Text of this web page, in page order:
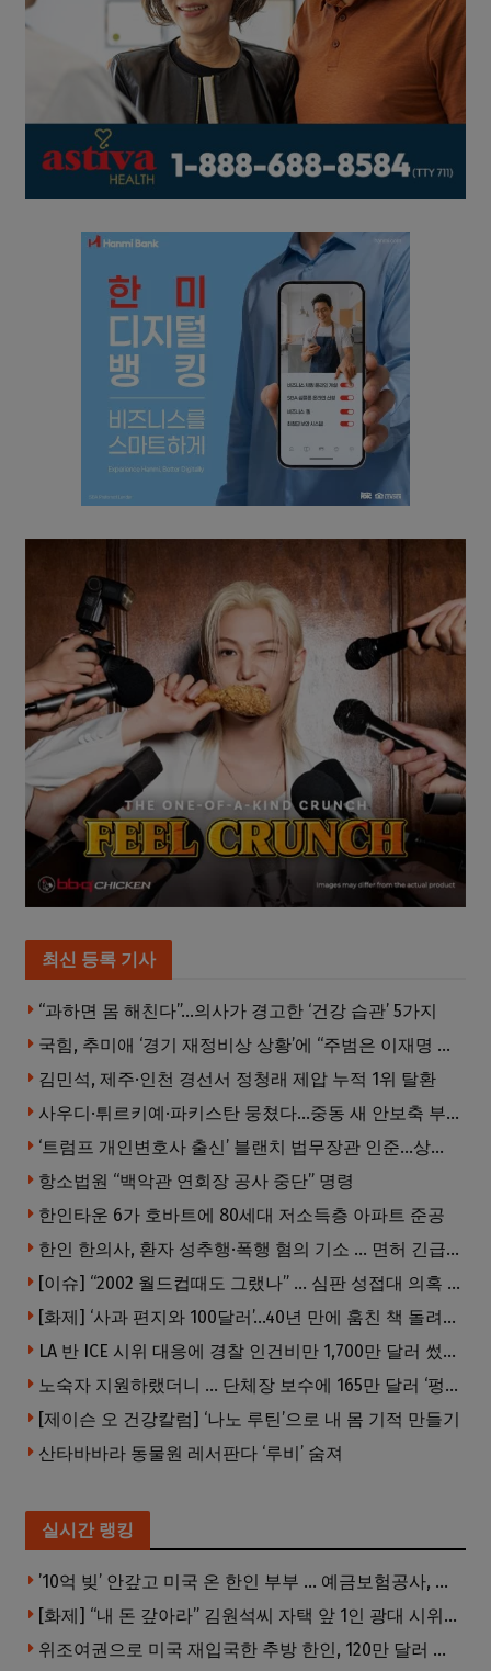
최신 등록 기사
“과하면 몸 해친다”…의사가 경고한 ‘건강 습관’ 5가지
국힘, 추미애 ‘경기 재정비상 상황’에 “주범은 이재명 전 지사”
김민석, 제주·인천 경선서 정청래 제압 누적 1위 탈환
사우디·튀르키예·파키스탄 뭉쳤다…중동 새 안보축 부상하나
‘트럼프 개인변호사 출신’ 블랜치 법무장관 인준…상원 50대49 가결
항소법원 “백악관 연회장 공사 중단” 명령
한인타운 6가 호바트에 80세대 저소득층 아파트 준공
한인 한의사, 환자 성추행·폭행 혐의 기소 … 면허 긴급정지
[이슈] “2002 월드컵때도 그랬나” … 심판 성접대 의혹 해외로 일파만파, 4강 신화까지 불똥
[화제] ‘사과 편지와 100달러’…40년 만에 훔친 책 돌려준 절도범
LA 반 ICE 시위 대응에 경찰 인건비만 1,700만 달러 썼다.
노숙자 지원하랬더니 … 단체장 보수에 165만 달러 ‘펑펑’
[제이슨 오 건강칼럼] ‘나노 루틴’으로 내 몸 기적 만들기
산타바바라 동물원 레서판다 ‘루비’ 숨져
실시간 랭킹
’10억 빚’ 안갚고 미국 온 한인 부부 … 예금보험공사, 미국서 소송
[화제] “내 돈 갚아라” 김원석씨 자택 앞 1인 광대 시위 … 한인 투자사, “108만 달러 못받아”
위조여권으로 미국 재입국한 추방 한인, 120만 달러 은행 사기 행각